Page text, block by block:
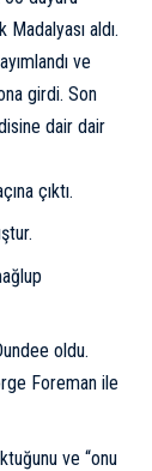
aldı.
ve
girdi. Son
dair dair
çıktı.
oldu.
Foreman ile
ve “onu